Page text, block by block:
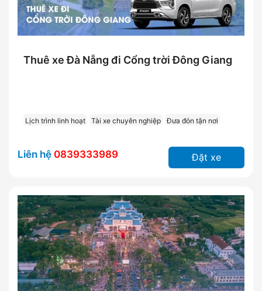
Thuê xe Đà Nẵng đi Cổng trời Đông Giang
Lịch trình linh hoạt Tài xe chuyên nghiệp Đưa đón tận nơi
Liên hệ 0839333989 Đặt xe